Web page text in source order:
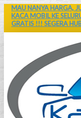
MAU NANYA HARGA,
KACA MOBIL KE
GRATIS !!! SEGERA